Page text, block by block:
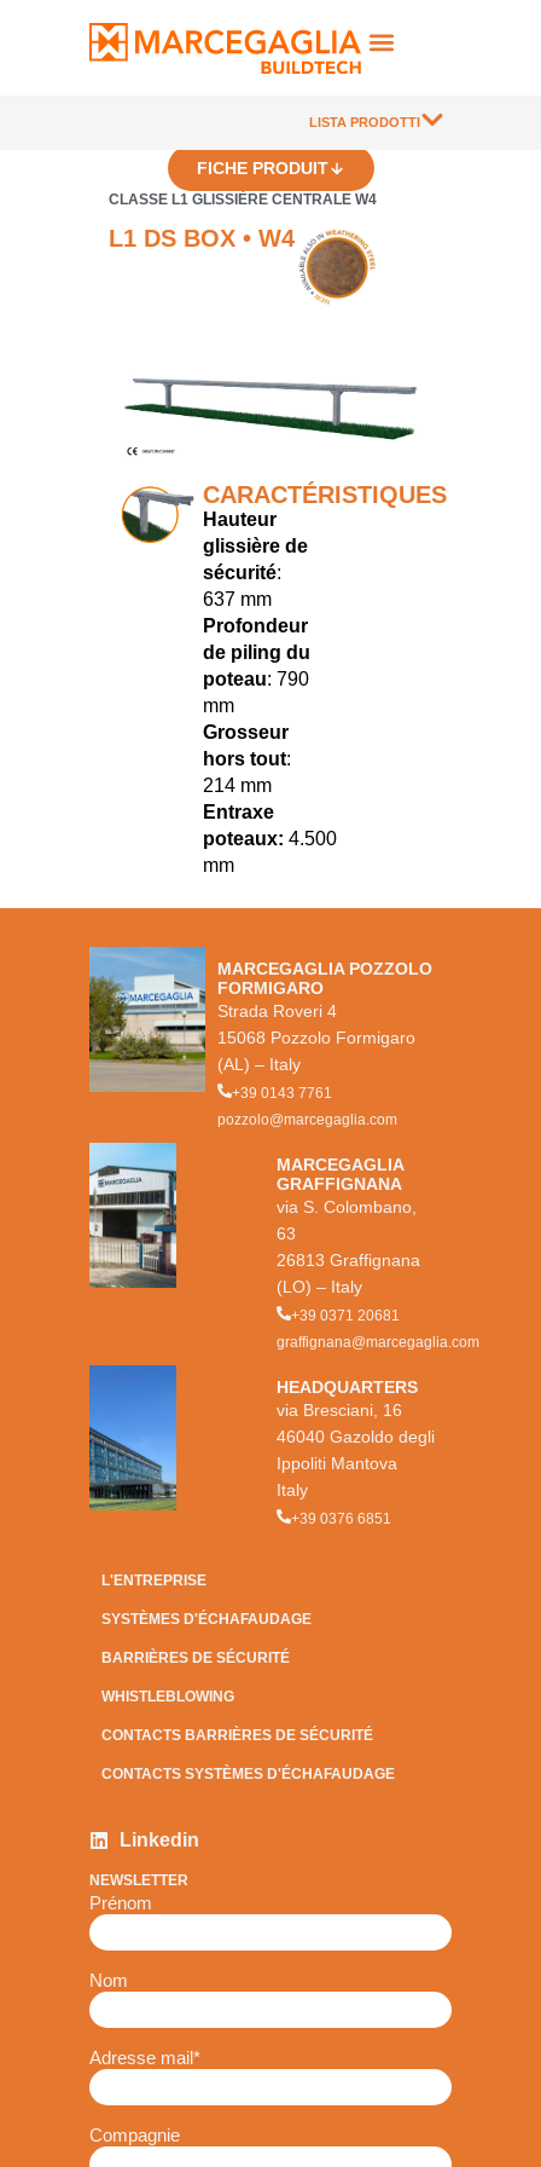
LISTA PRODOTTI
CLASSE L1 GLISSIÈRE CENTRALE W4
FICHE PRODUIT
L1 DS BOX • W4
CARACTÉRISTIQUES
Hauteur
glissière de
sécurité:
637 mm
Profondeur
de piling du
poteau: 790
mm
Grosseur
hors tout:
214 mm
Entraxe
poteaux: 4.500
mm
MARCEGAGLIA POZZOLO
FORMIGARO
Strada Roveri 4
15068 Pozzolo Formigaro
(AL) – Italy
+39 0143 7761
pozzolo@marcegaglia.com
MARCEGAGLIA
GRAFFIGNANA
via S. Colombano,
63
26813 Graffignana
(LO) – Italy
+39 0371 20681
graffignana@marcegaglia.com
HEADQUARTERS
via Bresciani, 16
46040 Gazoldo degli
Ippoliti Mantova
Italy
+39 0376 6851
L'ENTREPRISE
SYSTÈMES D'ÉCHAFAUDAGE
BARRIÈRES DE SÉCURITÉ
WHISTLEBLOWING
CONTACTS BARRIÈRES DE SÉCURITÉ
CONTACTS SYSTÈMES D'ÉCHAFAUDAGE
Linkedin
NEWSLETTER
Prénom
Nom
Adresse mail*
Compagnie